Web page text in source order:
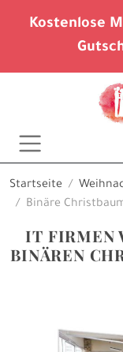
Kostenlose
Startseite
Binäre
IT FIRMEN
BINÄREN